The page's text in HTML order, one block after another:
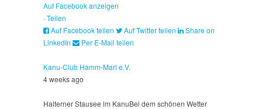
Auf Facebook anzeigen
·Teilen
Auf Facebook teilen
Auf Twitter teilen
Share on
LinkedIn
Per E-Mail teilen
Kanu-Club Hamm-Marl e.V.
4 weeks ago
Halterner Stausee im KanuBei dem schönen Wetter